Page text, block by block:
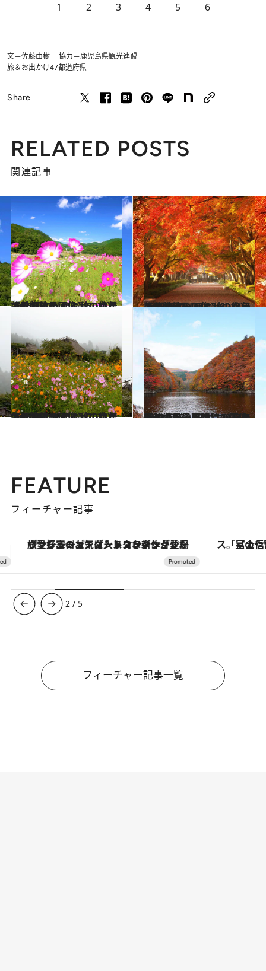
1 2 3 4 5 6
文＝佐藤由樹 協力＝鹿児島県観光連盟
旅＆お出かけ47都道府県
Share
RELATED POSTS
関連記事
2023.10.26
【秋の絶景画像】2023年版 中国エリアの秋の絶景＆風物詩の画像（50点）
旅＆お出かけ 2023.10.7
【秋の絶景画像】2023年版 関東エリアの秋の絶景＆風物詩の画像（69点）
旅＆お出かけ
2023.10.19
【秋の絶景画像】2023年版 近畿エリアの秋の絶景＆風物詩の画像（70点）
旅＆お出かけ 2023.10.12
【秋の絶景画像】2023年版 北海道・東北エリアの秋の絶景＆風物詩の画像（70点）
旅＆お出かけ
FEATURE
フィーチャー記事
「星のや富士」でデジタルデトックス。冨士信仰の歴史を辿り、心身を調える。
3 / 5
フィーチャー記事一覧